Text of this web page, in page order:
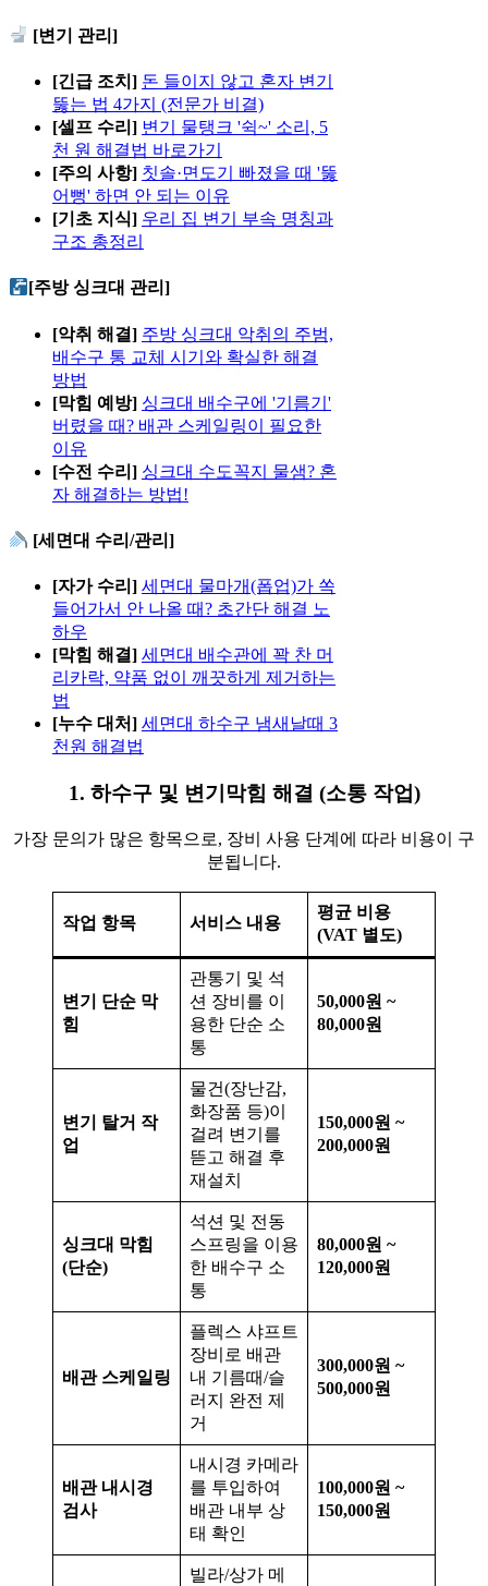
[변기 관리]
[긴급 조치] 돈 들이지 않고 혼자 변기
뚫는 법 4가지 (전문가 비결)
[셀프 수리] 변기 물탱크 '쉭~' 소리, 5
천 원 해결법 바로가기
[주의 사항] 칫솔·면도기 빠졌을 때 '뚫
어뻥' 하면 안 되는 이유
[기초 지식] 우리 집 변기 부속 명칭과
구조 총정리
[주방 싱크대 관리]
[악취 해결] 주방 싱크대 악취의 주범,
배수구 통 교체 시기와 확실한 해결
방법
[막힘 예방] 싱크대 배수구에 '기름기'
버렸을 때? 배관 스케일링이 필요한
이유
[수전 수리] 싱크대 수도꼭지 물샘? 혼
자 해결하는 방법!
[세면대 수리/관리]
[자가 수리] 세면대 물마개(폽업)가 쏙
들어가서 안 나올 때? 초간단 해결 노
하우
[막힘 해결] 세면대 배수관에 꽉 찬 머
리카락, 약품 없이 깨끗하게 제거하는
법
[누수 대처] 세면대 하수구 냄새날때 3
천원 해결법
1. 하수구 및 변기막힘 해결 (소통 작업)
가장 문의가 많은 항목으로, 장비 사용 단계에 따라 비용이 구
분됩니다.
작업 항목 서비스 내용
평균 비용
(VAT 별도)
변기 단순 막
힘
관통기 및 석
션 장비를 이
용한 단순 소
통
50,000원 ~
80,000원
변기 탈거 작
업
물건(장난감,
화장품 등)이
걸려 변기를
뜯고 해결 후
재설치
150,000원 ~
200,000원
싱크대 막힘
(단순)
석션 및 전동
스프링을 이용
한 배수구 소
통
80,000원 ~
120,000원
배관 스케일링
플렉스 샤프트
장비로 배관
내 기름때/슬
러지 완전 제
거
300,000원 ~
500,000원
배관 내시경
검사
내시경 카메라
를 투입하여
배관 내부 상
태 확인
100,000원 ~
150,000원
빌라/상가 메